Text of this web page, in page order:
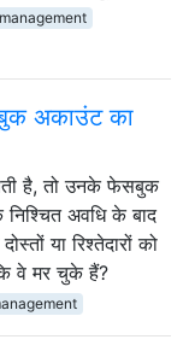
अकाउंट का
है, तो उनके फेसबुक
अवधि के बाद
या रिश्तेदारों को
वे मर चुके हैं?